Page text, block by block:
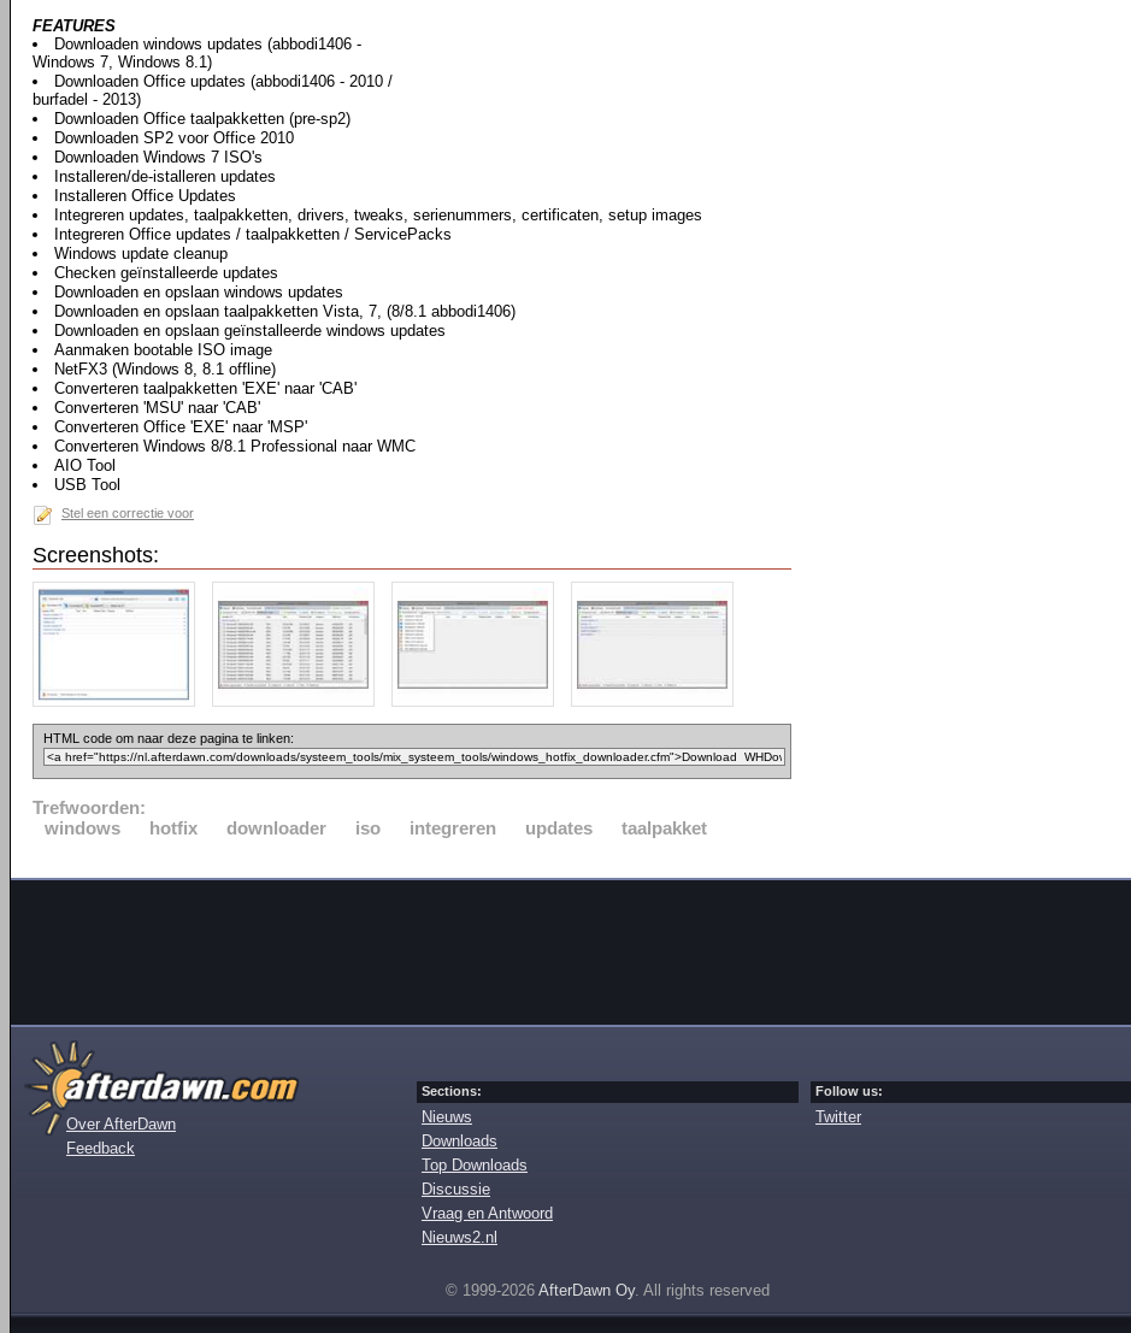
FEATURES
Downloaden windows updates (abbodi1406 -
Windows 7, Windows 8.1)
Downloaden Office updates (abbodi1406 - 2010 /
burfadel - 2013)
Downloaden Office taalpakketten (pre-sp2)
Downloaden SP2 voor Office 2010
Downloaden Windows 7 ISO's
Installeren/de-istalleren updates
Installeren Office Updates
Integreren updates, taalpakketten, drivers, tweaks, serienummers, certificaten, setup images
Integreren Office updates / taalpakketten / ServicePacks
Windows update cleanup
Checken geïnstalleerde updates
Downloaden en opslaan windows updates
Downloaden en opslaan taalpakketten Vista, 7, (8/8.1 abbodi1406)
Downloaden en opslaan geïnstalleerde windows updates
Aanmaken bootable ISO image
NetFX3 (Windows 8, 8.1 offline)
Converteren taalpakketten 'EXE' naar 'CAB'
Converteren 'MSU' naar 'CAB'
Converteren Office 'EXE' naar 'MSP'
Converteren Windows 8/8.1 Professional naar WMC
AIO Tool
USB Tool
Stel een correctie voor
Screenshots:
HTML code om naar deze pagina te linken:
Trefwoorden:
windows
hotfix downloader iso integreren updates taalpakket
Over AfterDawn
Feedback
Sections:
Nieuws
Downloads
Top Downloads
Discussie
Vraag en Antwoord
Nieuws2.nl
Follow us:
Twitter
© 1999-2026 AfterDawn Oy. All rights reserved